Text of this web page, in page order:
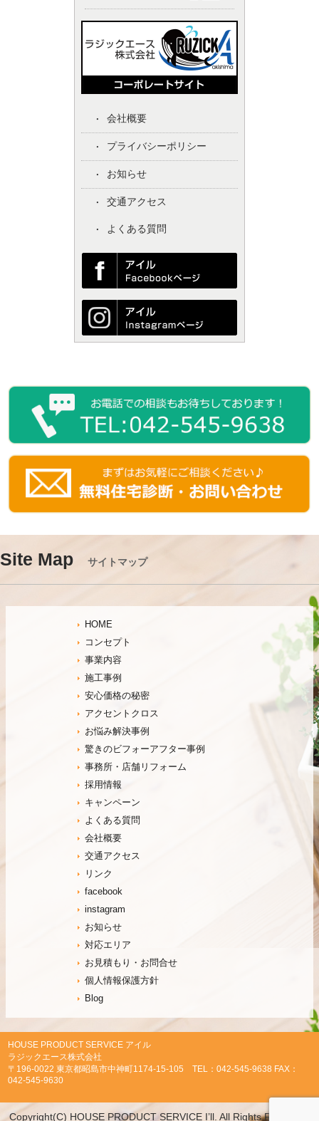
会社概要
プライバシーポリシー
お知らせ
交通アクセス
よくある質問
Site Map サイトマップ
HOME
コンセプト
事業内容
施工事例
安心価格の秘密
アクセントクロス
お悩み解決事例
驚きのビフォーアフター事例
事務所・店舗リフォーム
採用情報
キャンペーン
よくある質問
会社概要
交通アクセス
リンク
facebook
instagram
お知らせ
対応エリア
お見積もり・お問合せ
個人情報保護方針
Blog
HOUSE PRODUCT SERVICE アイル
ラジックエース株式会社
〒196-0022 東京都昭島市中神町1174-15-105 TEL：042-545-9638 FAX：
042-545-9630
Copyright(C) HOUSE PRODUCT SERVICE I’ll. All Rights Reserved.